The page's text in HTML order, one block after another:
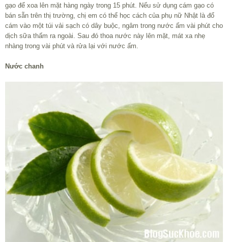
gạo để xoa lên mặt hàng ngày trong 15 phút. Nếu sử dụng cám gạo có
bán sẵn trên thị trường, chị em có thể học cách của phụ nữ Nhật là đổ
cám vào một túi vải sạch có dây buộc, ngâm trong nước ấm vài phút cho
dịch sữa thấm ra ngoài. Sau đó thoa nước này lên mặt, mát xa nhẹ
nhàng trong vài phút và rửa lại với nước ấm.
Nước chanh